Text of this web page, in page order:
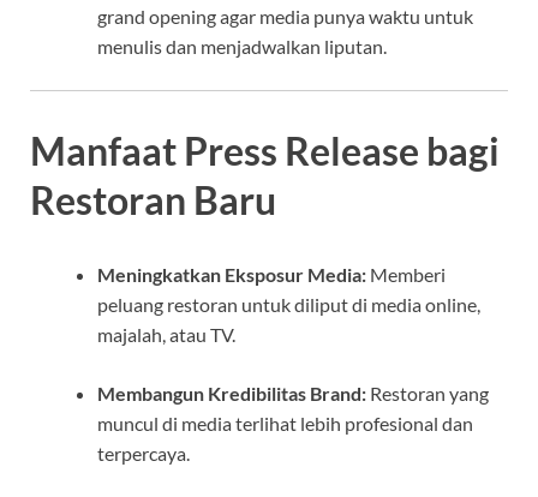
grand opening agar media punya waktu untuk
menulis dan menjadwalkan liputan.
Manfaat Press Release bagi
Restoran Baru
Meningkatkan Eksposur Media: Memberi
peluang restoran untuk diliput di media online,
majalah, atau TV.
Membangun Kredibilitas Brand: Restoran yang
muncul di media terlihat lebih profesional dan
terpercaya.